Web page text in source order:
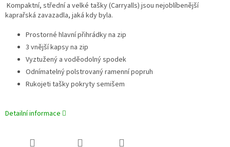
Kompaktní, střední a velké tašky (Carryalls) jsou nejoblíbenější
kaprařská zavazadla, jaká kdy byla.
Prostorné hlavní přihrádky na zip
3 vnější kapsy na zip
Vyztužený a voděodolný spodek
Odnímatelný polstrovaný ramenní popruh
Rukojeti tašky pokryty semišem
Detailní informace